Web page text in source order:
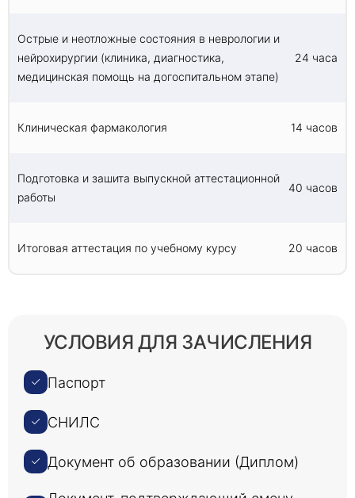
Острые и неотложные состояния в неврологии и
нейрохирургии (клиника, диагностика,
медицинская помощь на догоспитальном этапе)
24 часа
Клиническая фармакология 14 часов
Подготовка и зашита выпускной аттестационной
работы
40 часов
Итоговая аттестация по учебному курсу 20 часов
УСЛОВИЯ ДЛЯ ЗАЧИСЛЕНИЯ
Паспорт
СНИЛС
Документ об образовании (Диплом)